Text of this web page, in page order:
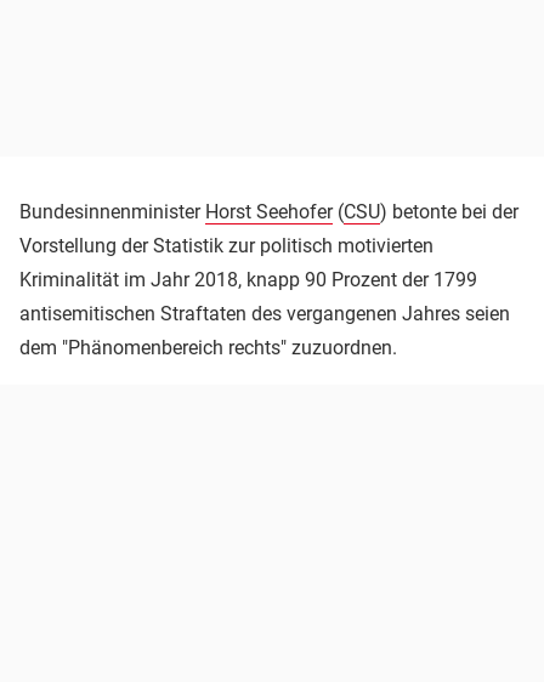
Bundesinnenminister Horst Seehofer(CSU) betonte bei der
Vorstellung der Statistik zur politisch motivierten
Kriminalität im Jahr 2018, knapp 90 Prozent der 1799
antisemitischen Straftaten des vergangenen Jahres seien
dem "Phänomenbereich rechts" zuzuordnen.